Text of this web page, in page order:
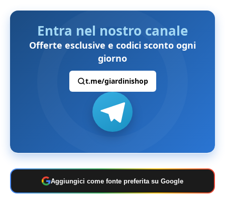
Entra nel nostro canale
Offerte esclusive e codici sconto ogni
giorno
t.me/giardinishop
Aggiungici come fonte preferita su Google